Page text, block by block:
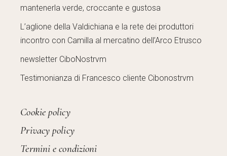
mantenerla verde, croccante e gustosa
L’aglione della Valdichiana e la rete dei produttori
incontro con Camilla al mercatino dell’Arco Etrusco
newsletter CiboNostrvm
Testimonianza di Francesco cliente Cibonostrvm
Cookie policy
Privacy policy
Termini e condizioni